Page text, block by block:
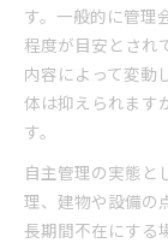
す。一般的に管理
程度が目安とされ
内容によって変動
体は抑えられます
す。
自主管理の実態と
理、建物や設備の
長期間不在にする